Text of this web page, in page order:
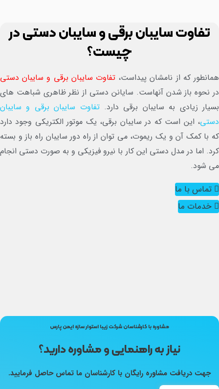
تفاوت سایبان برقی و سایبان دستی در
چیست؟
که از نامشان پیداست،تفاوت سایبان برقی و سایبان دستی
نحوه باز شدن آنهاست. سایانن دستی از نظر ظاهری شباهت های
زیادی به سایبان برقی دارد. تفاوت سایبان برقی و سایبان
، این است که در سایبان برقی، یک موتور الکتریکی وجود دارد
با کمک آن و یک ریموت، می توان از راه دور سایبان راه باز و بسته
اما در مدل دستی این کار با نیرو فیزیکی و به صورت دستی انجام
شود.
تماس با ما
خدمات ما
مشاوره با کارشناسان شرکت زیبا استوار سازه ایمن پارس
نیاز به راهنمایی و مشاوره دارید؟
جهت دریافت مشاوره رایگان با کارشناسان ما تماس حاصل فرمایید.